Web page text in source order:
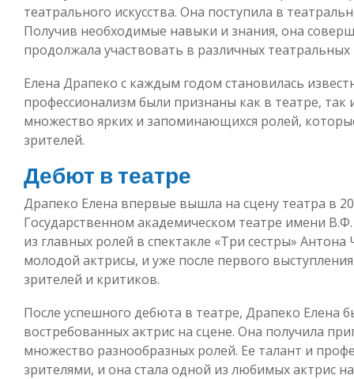
театрального искусства. Она поступила в
Получив необходимые навыки и знания, она
продолжала участвовать в различных театральных
Елена Драпеко с каждым годом становилась
профессионализм были признаны как в театре, так
множество ярких и запоминающихся ролей,
зрителей.
Дебют в театре
Драпеко Елена впервые вышла на сцену театра в
Государственном академическом театре имени
из главных ролей в спектакле «Три сестры»
молодой актрисы, и уже после первого
зрителей и критиков.
После успешного дебюта в театре, Драпеко Елена
востребованных актрис на сцене. Она получила
множество разнообразных ролей. Ее талант и
зрителями, и она стала одной из любимых актрис